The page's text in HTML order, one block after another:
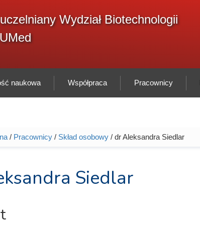
Wydział Biotechnologii
naukowa Współpraca Pracownicy
/ Pracownicy/ Skład osobowy/ dr Aleksandra Siedlar
Siedlar